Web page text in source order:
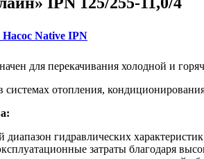
Native IPN
для перекачивания холодной и
системах отопления,
гидравлических характеристик
затраты благодаря